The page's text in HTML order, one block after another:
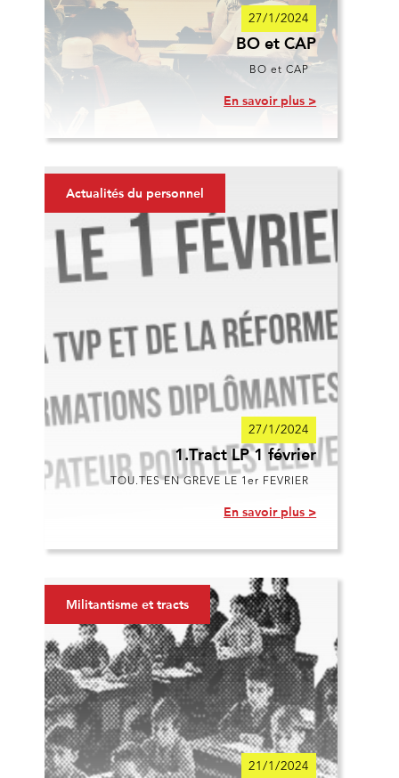
27/1/2024
BO et CAP
BO et CAP
En savoir plus >
Actualités du personnel
27/1/2024
1.Tract LP 1 février
TOU.TES EN GREVE LE 1er FEVRIER
En savoir plus >
Militantisme et tracts
21/1/2024